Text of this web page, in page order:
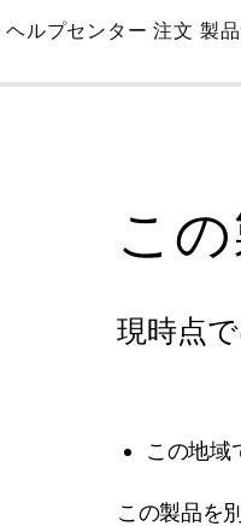
Skip
Main
ヘルプセンター 注文 製
こ
現時点
この地域
この製品を